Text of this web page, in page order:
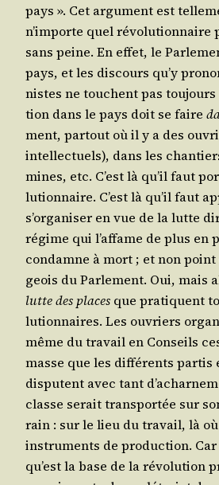
pays ». Cet argu­ment est
n’im­porte quel révo­lu­tion­naire
sans peine. En effet, le
pays, et les dis­cours qu’y
nistes ne touchent pas tou­jours
tion dans le pays doit se faire
ment, par­tout où il y a des
intel­lec­tuels), dans les
mines, etc. C’est là qu’il faut
lu­tion­naire. C’est là qu’il faut
s’or­ga­ni­ser en vue de la lutte
régime qui l’af­fame de plus en
condamne à mort ; et non
geois du Par­le­ment. Oui, mais
lutte des places que pra­tiquent
lu­tion­naires. Les ouvriers
même du tra­vail en Conseils
masse que les dif­fé­rents par­tis
dis­putent avec tant
classe serait trans­por­tée sur
rain : sur le lieu du tra­vail, là
ins­tru­ments de pro­duc­tion. Car
qu’est la base de la révo­lu­tion